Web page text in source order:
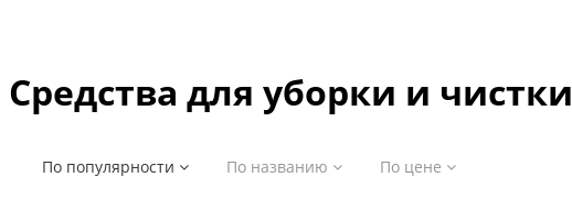
Средства для уборки и чистки
По популярности По названию По цене